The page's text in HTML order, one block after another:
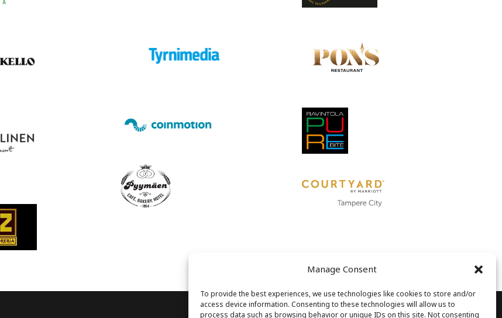
Manage Consent
To provide the best experiences, we use technologies like cookies to store and/or
access device information. Consenting to these technologies will allow us to
process data such as browsing behavior or unique IDs on this site. Not consenting